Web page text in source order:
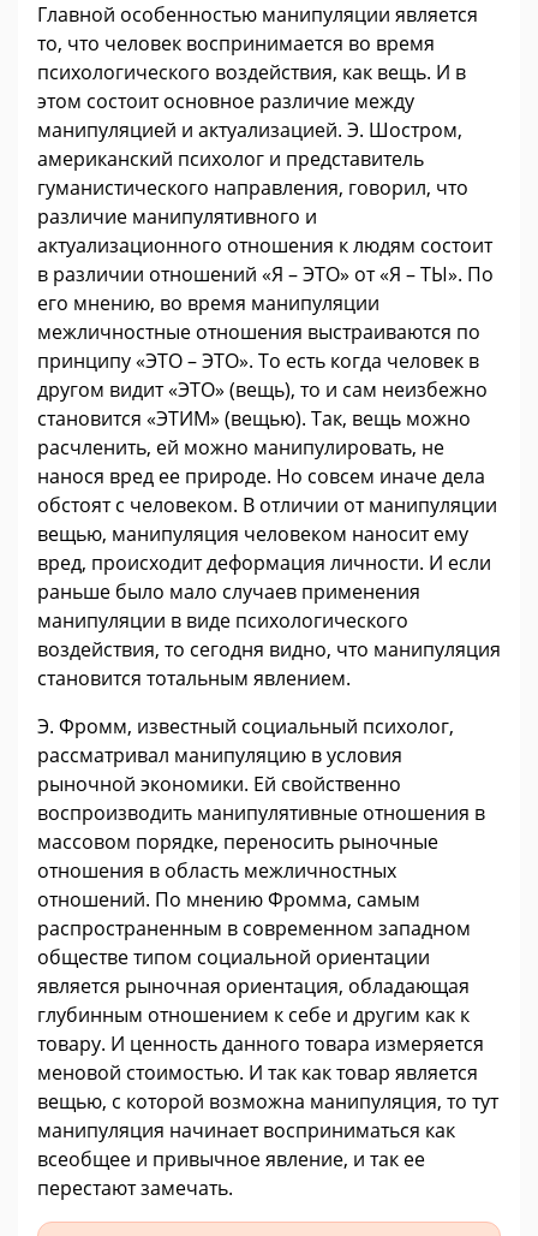
Главной особенностью манипуляции является
то, что человек воспринимается во время
психологического воздействия, как вещь. И в
этом состоит основное различие между
манипуляцией и актуализацией. Э. Шостром,
американский психолог и представитель
гуманистического направления, говорил, что
различие манипулятивного и
актуализационного отношения к людям состоит
в различии отношений «Я – ЭТО» от «Я – ТЫ». По
его мнению, во время манипуляции
межличностные отношения выстраиваются по
принципу «ЭТО – ЭТО». То есть когда человек в
другом видит «ЭТО» (вещь), то и сам неизбежно
становится «ЭТИМ» (вещью). Так, вещь можно
расчленить, ей можно манипулировать, не
нанося вред ее природе. Но совсем иначе дела
обстоят с человеком. В отличии от манипуляции
вещью, манипуляция человеком наносит ему
вред, происходит деформация личности. И если
раньше было мало случаев применения
манипуляции в виде психологического
воздействия, то сегодня видно, что манипуляция
становится тотальным явлением.
Э. Фромм, известный социальный психолог,
рассматривал манипуляцию в условия
рыночной экономики. Ей свойственно
воспроизводить манипулятивные отношения в
массовом порядке, переносить рыночные
отношения в область межличностных
отношений. По мнению Фромма, самым
распространенным в современном западном
обществе типом социальной ориентации
является рыночная ориентация, обладающая
глубинным отношением к себе и другим как к
товару. И ценность данного товара измеряется
меновой стоимостью. И так как товар является
вещью, с которой возможна манипуляция, то тут
манипуляция начинает восприниматься как
всеобщее и привычное явление, и так ее
перестают замечать.